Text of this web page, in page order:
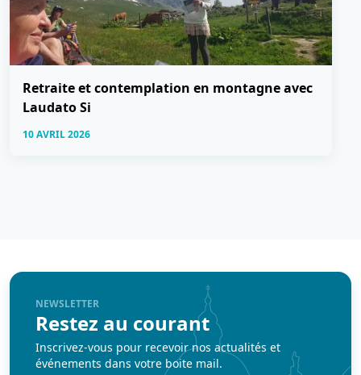
Retraite et contemplation en montagne avec
Laudato Si
10 AVRIL 2026
NEWSLETTER
Restez au courant
Inscrivez-vous pour recevoir nos actualités et
événements dans votre boite mail.